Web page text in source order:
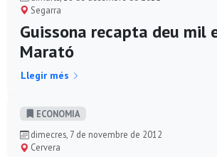
Segarra
Guissona recapta deu mil
Marató
Llegir més
ECONOMIA
dimecres, 7 de novembre de 2012
Cervera